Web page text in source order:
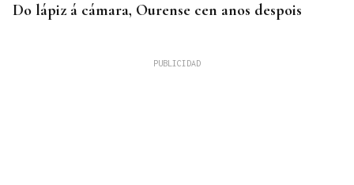
Do lápiz á cámara, Ourense cen anos despois